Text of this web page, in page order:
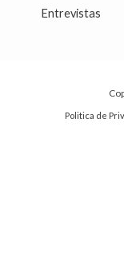
Entrevistas
Politica de